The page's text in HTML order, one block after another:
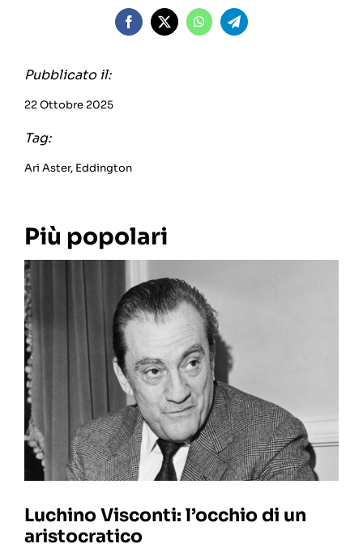
Pubblicato il:
22 Ottobre 2025
Tag:
Ari Aster, Eddington
Più popolari
Luchino Visconti: l’occhio di un
aristocratico